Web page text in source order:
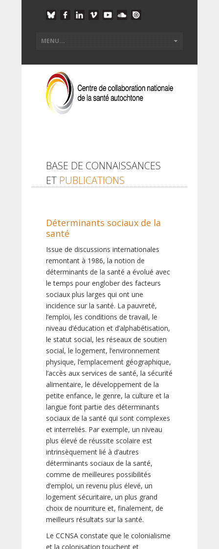
BASE DE CONNAISSANCES
ET PUBLICATIONS
Déterminants sociaux de la
santé
Issue de discussions internationales
remontant à 1986, la notion de
déterminants de la santé a évolué avec
le temps pour englober des facteurs
sociaux plus larges qui ont une
incidence sur la santé. La pauvreté,
l’emploi, les conditions de travail, le
niveau d’éducation et d’alphabétisation,
le statut social, les réseaux de soutien
social, le logement, l’environnement
physique, l’emplacement géographique,
l’accès aux services de santé, la sécurité
alimentaire, le développement de la
petite enfance, le genre, la culture et la
langue font partie des déterminants
sociaux de la santé qui sont complexes
et interreliés. Par exemple, un niveau
plus élevé de réussite scolaire est
intrinsèquement lié à d’autres
déterminants sociaux de la santé,
comme de meilleures possibilités
d’emploi, un revenu plus élevé, un
logement sécuritaire, un plus grand
choix de nourriture et, finalement, de
meilleurs résultats sur la santé.
Le CCNSA constate que le colonialisme
et la colonisation touchent et